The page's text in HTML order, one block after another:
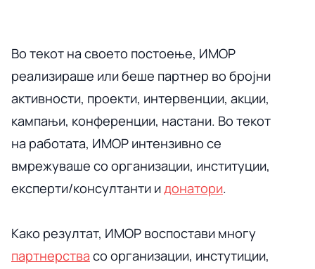
Во текот на своето постоење, ИМОР
реализираше или беше партнер во бројни
активности, проекти, интервенции, акции,
кампањи, конференции, настани. Во текот
на работата, ИМОР интензивно се
вмрежуваше со организации, институции,
експерти/консултанти идонатори.
Како резултат, ИМОР воспостави многу
партнерства со организации, инстутиции,